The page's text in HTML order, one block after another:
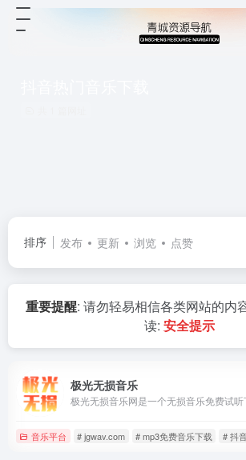
排序 发布 更新 浏览 点赞
重要提醒: 请勿轻易相信各类网站的内
读: 安全提示
极光无损音乐
音乐平台 # jgwav.com # mp3免费音乐下载 # 抖